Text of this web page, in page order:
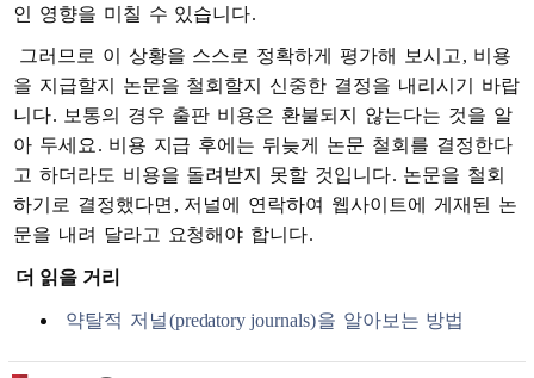
인 영향을 미칠 수 있습니다.
그러므로 이 상황을 스스로 정확하게 평가해 보시고 , 비용
을 지급할지 논문을 철회할지 신중한 결정을 내리시기
바랍
니다. 보통의 경우 출판 비용은 환불되지 않는다는 것을 알
아 두세요 . 비용 지급 후에는 뒤늦게 논문 철회를 결정한다
고 하더라도 비용을 돌려받지 못할 것입니다. 논문을 철회
하기로 결정했다면 , 저널에 연락하여 웹사이트에 게재된
논
문을 내려 달라고 요청해야 합니다.
더 읽을 거리
약탈적 저널(predatory journals)을 알아보는 방법